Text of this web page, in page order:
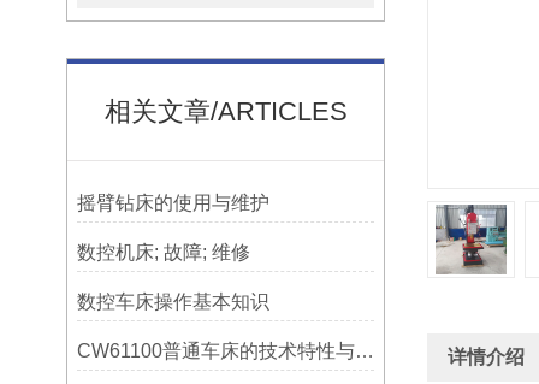
相关文章/ARTICLES
摇臂钻床的使用与维护
数控机床; 故障; 维修
数控车床操作基本知识
CW61100普通车床的技术特性与操作优势 详情介绍